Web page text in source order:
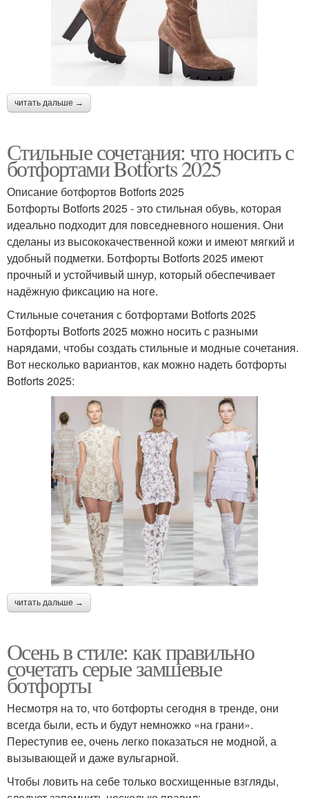
читать дальше →
Стильные сочетания: что носить с
ботфортами Botforts 2025
Описание ботфортов Botforts 2025
Ботфорты Botforts 2025 - это стильная обувь, которая
идеально подходит для повседневного ношения. Они
сделаны из высококачественной кожи и имеют мягкий и
удобный подметки. Ботфорты Botforts 2025 имеют
прочный и устойчивый шнур, который обеспечивает
надёжную фиксацию на ноге.
Стильные сочетания с ботфортами Botforts 2025
Ботфорты Botforts 2025 можно носить с разными
нарядами, чтобы создать стильные и модные сочетания.
Вот несколько вариантов, как можно надеть ботфорты
Botforts 2025:
читать дальше →
Осень в стиле: как правильно
сочетать серые замшевые
ботфорты
Несмотря на то, что ботфорты сегодня в тренде, они
всегда были, есть и будут немножко «на грани».
Переступив ее, очень легко показаться не модной, а
вызывающей и даже вульгарной.
Чтобы ловить на себе только восхищенные взгляды,